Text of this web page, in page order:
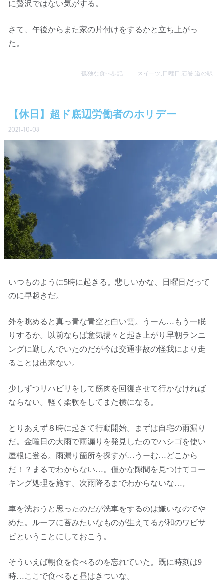
に贅沢ではない気がする。
さて、午後からまた家の片付けをするかと立ち上がっ
た。
孤独な食べ歩記 スイーツ , 日曜日 ,石巻,道の駅
【休日】超ド底辺労働者のホリデー
2021-10-03
いつものように5時に起きる。悲しいかな、日曜日だって
のに早起きだ。
外を眺めると真っ青な青空と白い雲。うーん…もう一眠
りするか。以前ならば意気揚々と起き上がり早朝ランニ
ングに勤しんでいたのだが今は交通事故の怪我により走
ることは出来ない。
少しずつリハビリをして筋肉を回復させて行かなければ
ならない。軽く柔軟をしてまた横になる。
とりあえず８時に起きて行動開始。まずは自宅の雨漏り
だ。金曜日の大雨で雨漏りを発見したのでハシゴを使い
屋根に登る。雨漏り箇所を探すが…うーむ…どこから
だ！？まるでわからない…。僅かな隙間を見つけてコー
キング処理を施す。次雨降るまでわからないな…。
車を洗おうと思ったのだが洗車をするのは嫌いなのでや
めた。ルーフに苔みたいなものが生えてるが和のワビサ
ビということにしておこう。
そういえば朝食を食べるのを忘れていた。既に時刻は9
時…ここで食べると昼はきついな。